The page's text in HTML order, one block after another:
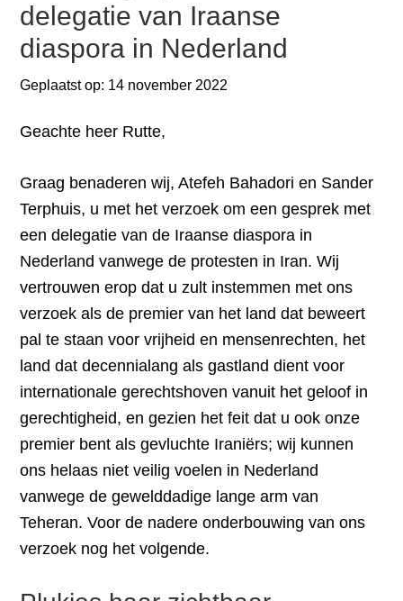
delegatie van Iraanse
diaspora in Nederland
Geplaatst op: 14 november 2022
Geachte heer Rutte,
Graag benaderen wij, Atefeh Bahadori en Sander
Terphuis, u met het verzoek om een gesprek met
een delegatie van de Iraanse diaspora in
Nederland vanwege de protesten in Iran. Wij
vertrouwen erop dat u zult instemmen met ons
verzoek als de premier van het land dat beweert
pal te staan voor vrijheid en mensenrechten, het
land dat decennialang als gastland dient voor
internationale gerechtshoven vanuit het geloof in
gerechtigheid, en gezien het feit dat u ook onze
premier bent als gevluchte Iraniërs; wij kunnen
ons helaas niet veilig voelen in Nederland
vanwege de gewelddadige lange arm van
Teheran. Voor de nadere onderbouwing van ons
verzoek nog het volgende.